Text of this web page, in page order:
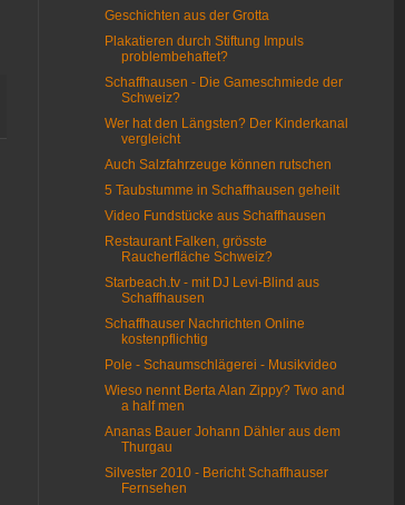
Geschichten aus der Grotta
Plakatieren durch Stiftung Impuls
problembehaftet?
Schaffhausen - Die Gameschmiede der
Schweiz?
Wer hat den Längsten? Der Kinderkanal
vergleicht
Auch Salzfahrzeuge können rutschen
5 Taubstumme in Schaffhausen geheilt
Video Fundstücke aus Schaffhausen
Restaurant Falken, grösste
Raucherfläche Schweiz?
Starbeach.tv - mit DJ Levi-Blind aus
Schaffhausen
Schaffhauser Nachrichten Online
kostenpflichtig
Pole - Schaumschlägerei - Musikvideo
Wieso nennt Berta Alan Zippy? Two and
a half men
Ananas Bauer Johann Dähler aus dem
Thurgau
Silvester 2010 - Bericht Schaffhauser
Fernsehen